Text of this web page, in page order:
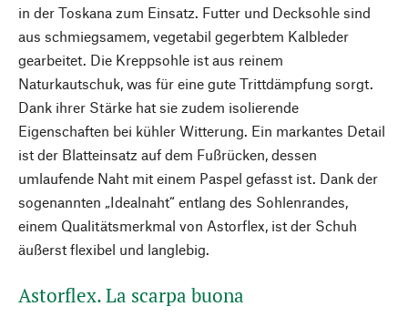
in der Toskana zum Einsatz. Futter und Decksohle sind
aus schmiegsamem, vegetabil gegerbtem Kalbleder
gearbeitet. Die Kreppsohle ist aus reinem
Naturkautschuk, was für eine gute Trittdämpfung sorgt.
Dank ihrer Stärke hat sie zudem isolierende
Eigenschaften bei kühler Witterung. Ein markantes Detail
ist der Blatteinsatz auf dem Fußrücken, dessen
umlaufende Naht mit einem Paspel gefasst ist. Dank der
sogenannten „Idealnaht“ entlang des Sohlenrandes,
einem Qualitätsmerkmal von Astorflex, ist der Schuh
äußerst flexibel und langlebig.
Astorflex. La scarpa buona